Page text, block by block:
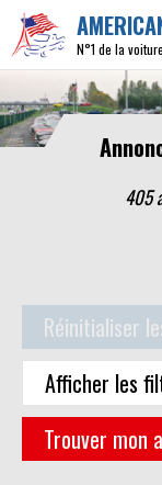
N°1 de la
405
Réinitialiser
Afficher les
Trouver mon